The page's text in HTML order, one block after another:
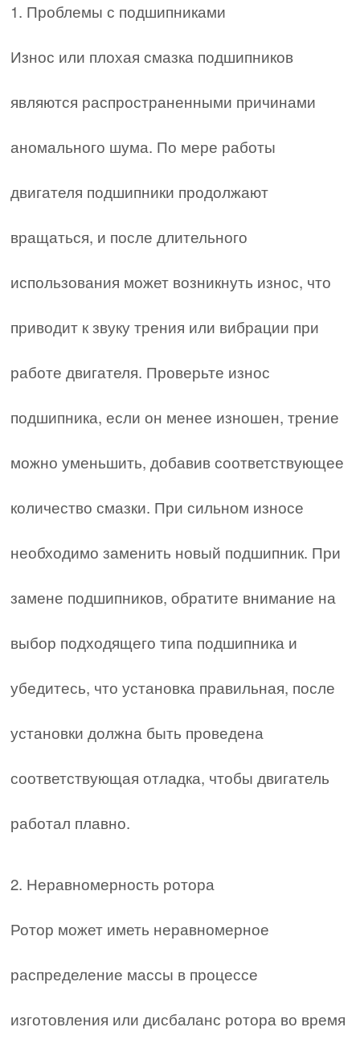
1. Проблемы с подшипниками
Износ или плохая смазка подшипников
являются распространенными причинами
аномального шума. По мере работы
двигателя подшипники продолжают
вращаться, и после длительного
использования может возникнуть износ, что
приводит к звуку трения или вибрации при
работе двигателя. Проверьте износ
подшипника, если он менее изношен, трение
можно уменьшить, добавив соответствующее
количество смазки. При сильном износе
необходимо заменить новый подшипник. При
замене подшипников, обратите внимание на
выбор подходящего типа подшипника и
убедитесь, что установка правильная, после
установки должна быть проведена
соответствующая отладка, чтобы двигатель
работал плавно.
2. Неравномерность ротора
Ротор может иметь неравномерное
распределение массы в процессе
изготовления или дисбаланс ротора во время